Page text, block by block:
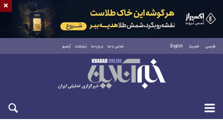
فارسی العربية English تماس با ما درباره ما تبلیغات آرشیو
پنجشنبه ۱۵ مرداد ۱۴۰۵
×